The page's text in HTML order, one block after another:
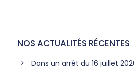
NOS ACTUALITÉS RÉCENTES
Dans un arrêt du 16 juillet